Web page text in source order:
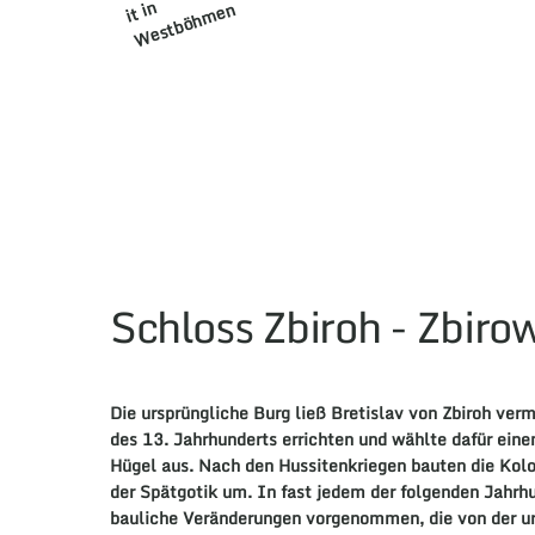
it i
n
n
Schloss Zbiroh -
Die ursprüngliche Burg ließ Bretislav von Zbiroh
des 13. Jahrhunderts errichten und wählte dafür
Hügel aus. Nach den Hussitenkriegen bauten die
der Spätgotik um. In fast jedem der folgenden
bauliche Veränderungen vorgenommen, die von der